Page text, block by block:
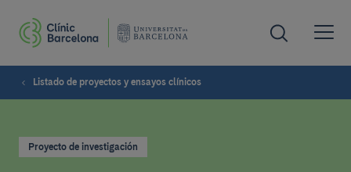
Listado de proyectos y ensayos clínicos
Proyecto de investigación